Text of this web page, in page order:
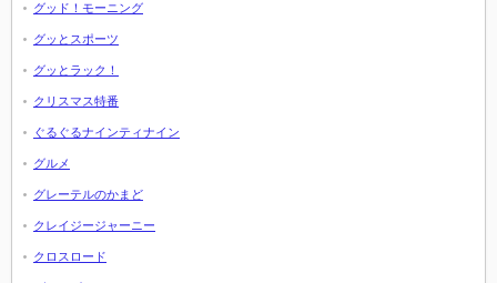
グッド！モーニング
グッとスポーツ
グッとラック！
クリスマス特番
ぐるぐるナインティナイン
グルメ
グレーテルのかまど
クレイジージャーニー
クロスロード